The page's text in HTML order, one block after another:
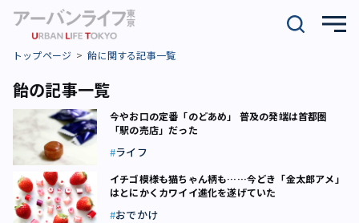
トップページ 飴に関する記事一覧
飴の記事一覧
今やお口の定番「のどあめ」 普及の発端は首都圏
「駅の売店」だった
ライフ
イチゴ模様も猫ちゃん柄も……今どき「金太郎アメ」
はとにかくカワイイ進化を遂げていた
おでかけ